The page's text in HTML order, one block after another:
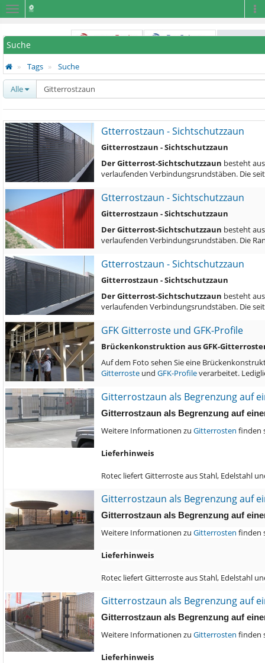
Navigation
Suche
Tags Suche
Alle
Gtterrostzaun - Sichtschutzzaun
Gitterrostzaun - Sichtschutzzaun
Der Gitterrost-Sichtschutzzaun besteht
verlaufenden Verbindungsrundstäben. Die
Gtterrostzaun - Sichtschutzzaun
Gitterrostzaun - Sichtschutzzaun
Der Gitterrost-Sichtschutzzaun besteht
verlaufenden Verbindungsrundstäben. Die
Gtterrostzaun - Sichtschutzzaun
Gitterrostzaun - Sichtschutzzaun
Der Gitterrost-Sichtschutzzaun besteht
verlaufenden Verbindungsrundstäben. Die
GFK Gitterroste und GFK-Profile
Brückenkonstruktion aus GFK-
Auf dem Foto sehen Sie eine
Gitterroste und GFK-Profileverarbeitet.
Gitterrostzaun als Begrenzung auf
Gitterrostzaun als Begrenzung auf
Weitere Informationen zu Gitterrosten finden
Lieferhinweis
Rotec liefert Gitterroste aus Stahl, Edelstahl
Gitterrostzaun als Begrenzung auf
Gitterrostzaun als Begrenzung auf
Weitere Informationen zu Gitterrosten finden
Lieferhinweis
Rotec liefert Gitterroste aus Stahl, Edelstahl
Gitterrostzaun als Begrenzung auf
Gitterrostzaun als Begrenzung auf
Weitere Informationen zu Gitterrosten finden
Lieferhinweis